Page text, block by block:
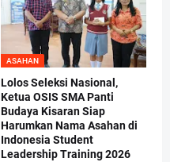
ASAHAN
Lolos Seleksi Nasional,
Ketua OSIS SMA Panti
Budaya Kisaran Siap
Harumkan Nama Asahan di
Indonesia Student
Leadership Training 2026